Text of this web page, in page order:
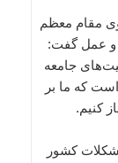
به نام گذاری سال ۹۵ از سوی مقام معظم
و عمل گفت:
جامعه
که ما بر
کنیم.
کشور